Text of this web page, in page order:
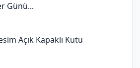
Günü...
Açık Kapaklı Kutu